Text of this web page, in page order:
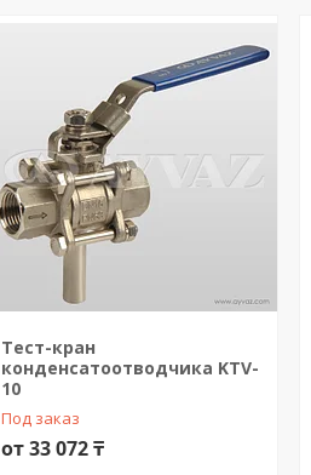
Тест-кран
конденсатоотводчика KTV-
10
Под заказ
от 33 072 ₸